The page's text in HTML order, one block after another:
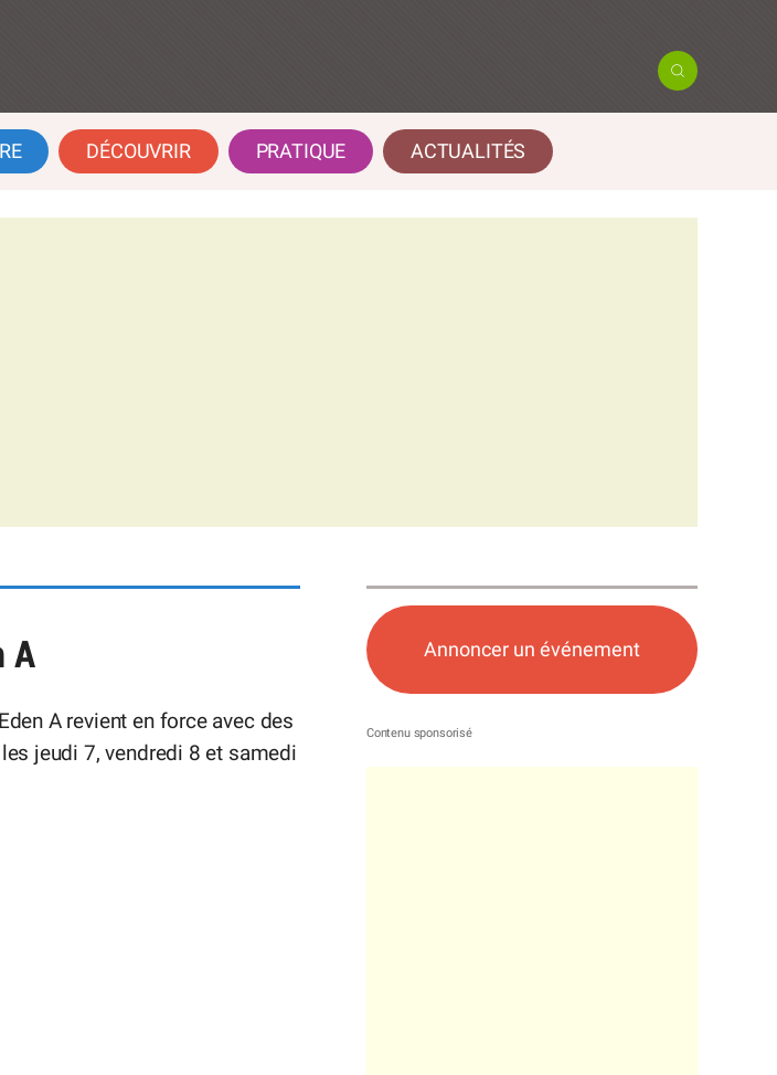
DÉCOUVRIR PRATIQUE ACTUALITÉS
A
A revient en force avec des
jeudi 7, vendredi 8 et samedi
Annoncer un événement